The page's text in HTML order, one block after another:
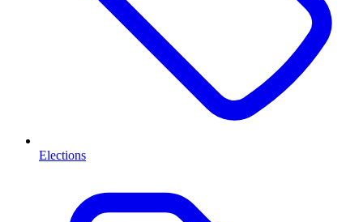
Elections